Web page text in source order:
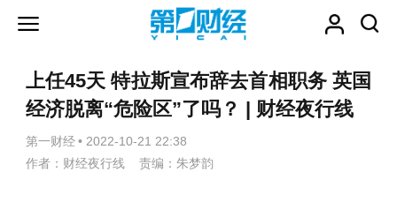
上任45天 特拉斯宣布辞去首相职务 英国
经济脱离“危险区”了吗？ | 财经夜行线
第一财经 • 2022-10-21 22:38
作者：财经夜行线 责编：朱梦韵